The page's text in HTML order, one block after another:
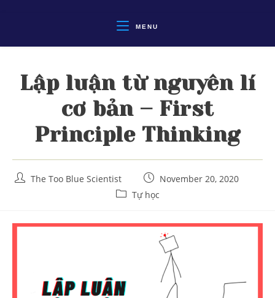
MENU
Lập luận từ nguyên lí
cơ bản – First
Principle Thinking
PostThe Too Blue Scientist
Post
published:
November 20, 2020
PostTự học